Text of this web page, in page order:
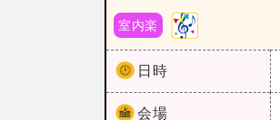
室内楽
日時
会場